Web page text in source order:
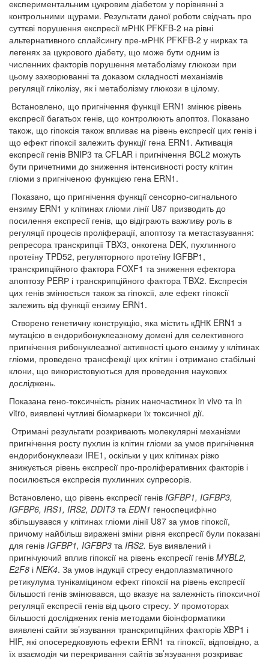
експериментальним цукровим діабетом у порівнянні з
контрольними щурами. Результати даної роботи свідчать про
суттєві порушення експресії мРНК PFKFB-2 на рівні
альтернативного сплайсингу пре-мРНК PFKFB-2 у нирках та
легенях за цукрового діабету, що може бути одним із
численних факторів порушення метаболізму глюкози при
цьому захворюванні та доказом складності механізмів
регуляції гліколізу, як і метаболізму глюкози в цілому.
Встановлено, що пригнічення функції ERN1 змінює рівень
експресії багатьох генів, що контролюють апоптоз. Показано
також, що гіпоксія також впливає на рівень експресії цих генів і
що ефект гіпоксії залежить функції гена ERN1. Активація
експресії генів BNIP3 та CFLAR і пригнічення BCL2 можуть
бути причетними до зниження інтенсивності росту клітин
гліоми з пригніченою функцією гена ERN1.
Показано, що пригнічення функції сенсорно-сигнального
ензиму ERN1 у клітинах гліоми лінії U87 призводить до
посилення експресії генів, що відіграють важливу роль в
регуляції процесів проліферації, апоптозу та метастазування:
репресора транскрипції TBX3, онкогена DEK, пухлинного
протеїну TPD52, регуляторного протеїну IGFBP1,
транскрипційного фактора FOXF1 та зниження ефектора
апоптозу PERР і транскрипційного фактора TBX2. Експресія
цих генів змінюється також за гіпоксії, але ефект гіпоксії
залежить від функції ензиму ERN1.
Створено генетичну конструкцію, яка містить кДНК ERN1 з
мутацією в ендорибонуклеазному домені для селективного
пригнічення рибонуклеазної активності цього ензиму у клітинах
гліоми, проведено трансфекції цих клітин і отримано стабільні
клони, що використовуються для проведення наукових
досліджень.
Показана гено-токсичність різних наночастинок in vivo та in
vitro, виявлені чутливі біомаркери їх токсичної дії.
Отримані результати розкривають молекулярні механізми
пригнічення росту пухлин із клітин гліоми за умов пригнічення
ендорибонуклеази IRE1, оскільки у цих клітинах різко
знижується рівень експресії про-проліферативних факторів і
посилюється експресія пухлинних супресорів.
Встановлено, що рівень експресії генів IGFBP1, IGFBP3,
IGFBP6, IRS1, IRS2, DDIT3 та EDN1 геноспецифічно
збільшувався у клітинах гліоми лінії U87 за умов гіпоксії,
причому найбільш виражені зміни рівня експресії були показані
для генів IGFBP1, IGFBP3 та IRS2. Був виявлений і
пригнічуючий вплив гіпоксії на рівень експресії генів MYBL2,
E2F8 і NEK4. За умов індукції стресу ендоплазматичного
ретикулума тунікаміцином ефект гіпоксії на рівень експресії
більшості генів змінювався, що вказує на залежність гіпоксичної
регуляції експресії генів від цього стресу. У промоторах
більшості досліджених генів методами біоінформатики
виявлені сайти зв’язування транскрипційних факторів XBP1 і
HIF, які опосередковують ефекти ERN1 та гіпоксії, відповідно, а
їх взаємодія чи перекривання сайтів зв’язування розкриває